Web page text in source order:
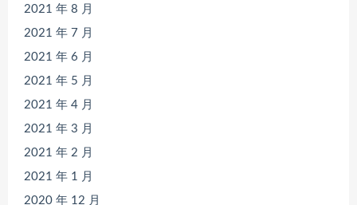
2021 年 8 月
2021 年 7 月
2021 年 6 月
2021 年 5 月
2021 年 4 月
2021 年 3 月
2021 年 2 月
2021 年 1 月
2020 年 12 月